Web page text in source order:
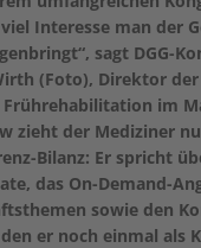
Interesse man der
sagt DGG-
(Foto), Direktor
im
zieht der Mediziner
Bilanz: Er spricht
das On-Demand-
sowie den
er noch einmal als